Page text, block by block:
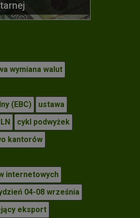
wymiana walut
(EBC)
ustawa
cykl podwyżek
kantorów
internetowych
04-08 września
eksport